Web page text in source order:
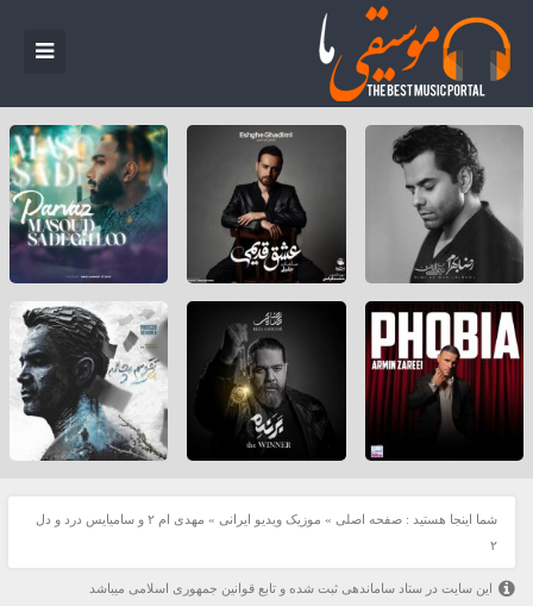
شما اینجا هستید : صفحه اصلی » موزیک ویدیو ایرانی »
مهدی ام ۲ و سامیایس درد و دل
۲
این سایت در ستاد ساماندهی ثبت شده و تابع قوانین جمهوری اسلامی میباشد